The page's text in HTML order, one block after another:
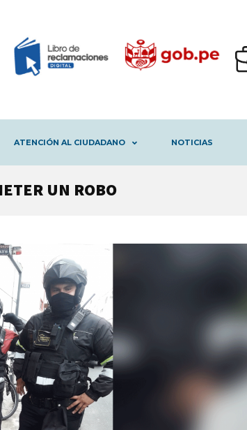
ATENCIÓN AL CIUDADANO NOTICIAS
UN ROBO